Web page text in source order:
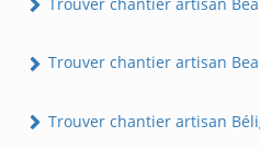
Trouver chantier artisan
Trouver chantier artisan